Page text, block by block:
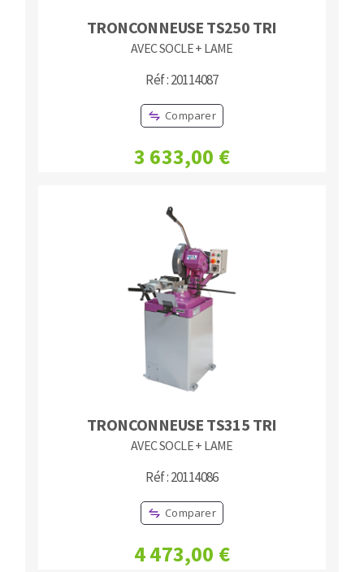
TRONCONNEUSE TS250 TRI
AVEC SOCLE + LAME
Réf : 20114087
Comparer
3 633,00 €
TRONCONNEUSE TS315 TRI
AVEC SOCLE + LAME
Réf : 20114086
Comparer
4 473,00 €